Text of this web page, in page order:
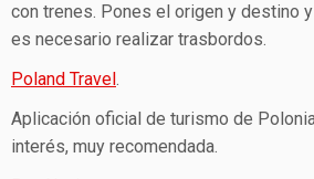
con trenes. Pones el origen y destino
es necesario realizar trasbordos.
Poland Travel.
Aplicación oficial de turismo de
interés, muy recomendada.